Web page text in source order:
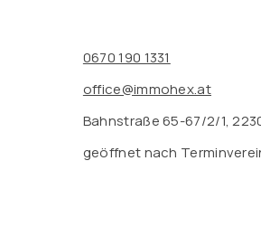
0670 190 1331
office@immohex.at
Bahnstraße 65-67/2/1,
geöffnet nach